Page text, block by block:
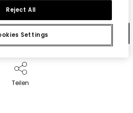
den Warenkorb
Teilen
Settings
Reject All